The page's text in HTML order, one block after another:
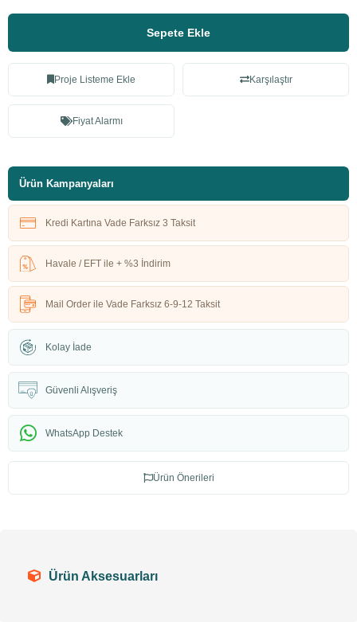
Sepete Ekle
Proje Listeme Ekle Karşılaştır
Fiyat Alarmı
Ürün Kampanyaları
Kredi Kartına Vade Farksız 3 Taksit
Havale / EFT ile + %3 İndirim
Mail Order ile Vade Farksız 6-9-12 Taksit
Kolay İade
Güvenli Alışveriş
WhatsApp Destek
Ürün Önerileri
Ürün Aksesuarları